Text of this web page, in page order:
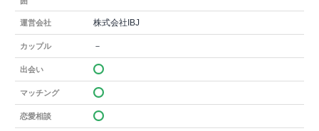
運営会社 株式会社IBJ
カップル －
出会い
マッチング
恋愛相談